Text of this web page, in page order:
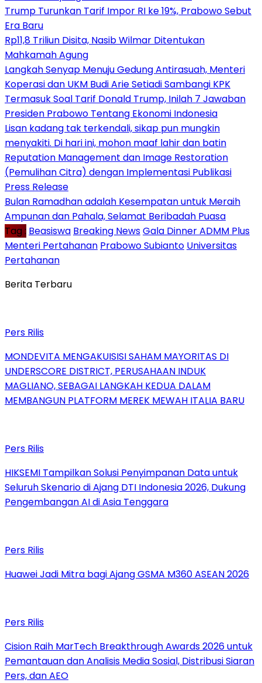
Trump Turunkan Tarif Impor RI ke 19%, Prabowo Sebut
Era Baru
Rp11,8 Triliun Disita, Nasib Wilmar Ditentukan
Mahkamah Agung
Langkah Senyap Menuju Gedung Antirasuah, Menteri
Koperasi dan UKM Budi Arie Setiadi Sambangi KPK
Termasuk Soal Tarif Donald Trump, Inilah 7 Jawaban
Presiden Prabowo Tentang Ekonomi Indonesia
Lisan kadang tak terkendali, sikap pun mungkin
menyakiti. Di hari ini, mohon maaf lahir dan batin
Reputation Management dan Image Restoration
(Pemulihan Citra) dengan Implementasi Publikasi
Press Release
Bulan Ramadhan adalah Kesempatan untuk Meraih
Ampunan dan Pahala, Selamat Beribadah Puasa
Tag : Beasiswa Breaking NewsGala Dinner ADMM Plus
Menteri Pertahanan Prabowo Subianto Universitas
Pertahanan
Berita Terbaru
Pers Rilis
MONDEVITA MENGAKUISISI SAHAM MAYORITAS DI
UNDERSCORE DISTRICT, PERUSAHAAN INDUK
MAGLIANO, SEBAGAI LANGKAH KEDUA DALAM
MEMBANGUN PLATFORM MEREK MEWAH ITALIA BARU
Pers Rilis
HIKSEMI Tampilkan Solusi Penyimpanan Data untuk
Seluruh Skenario di Ajang DTI Indonesia 2026, Dukung
Pengembangan AI di Asia Tenggara
Pers Rilis
Huawei Jadi Mitra bagi Ajang GSMA M360 ASEAN 2026
Pers Rilis
Cision Raih MarTech Breakthrough Awards 2026 untuk
Pemantauan dan Analisis Media Sosial, Distribusi Siaran
Pers, dan AEO